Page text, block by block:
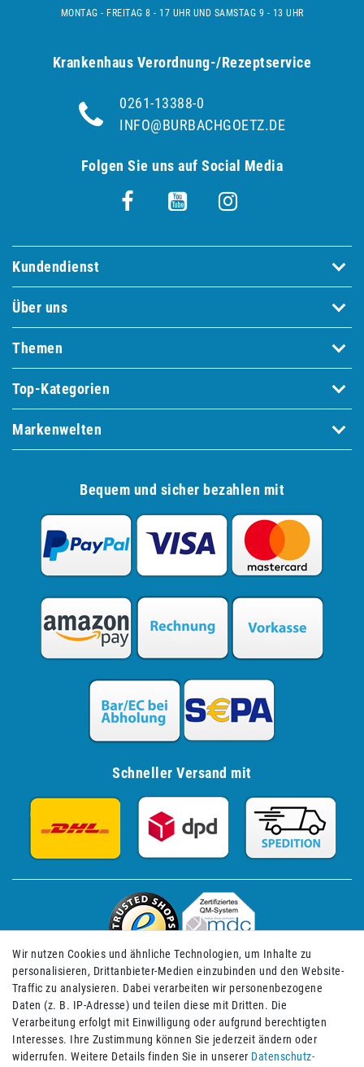
MONTAG - FREITAG 8 - 17 UHR UND SAMSTAG 9 - 13 UHR
Krankenhaus Verordnung-/Rezeptservice
0261-13388-0
INFO@BURBACHGOETZ.DE
Folgen Sie uns auf Social Media
Kundendienst
Über uns
Themen
Top-Kategorien
Markenwelten
Bequem und sicher bezahlen mit
Schneller Versand mit
Impressum Daten­schutz­erklärung AGB
Wir nutzen Cookies und ähnliche Technologien, um Inhalte zu
personalisieren, Drittanbieter-Medien einzubinden und den Website-
Traffic zu analysieren. Dabei verarbeiten wir personenbezogene
Daten (z. B. IP-Adresse) und teilen diese mit Dritten. Die
Verarbeitung erfolgt mit Einwilligung oder aufgrund berechtigten
Interesses. Ihre Zustimmung können Sie jederzeit ändern oder
widerrufen. Weitere Details finden Sie in unserer Daten­schutz­